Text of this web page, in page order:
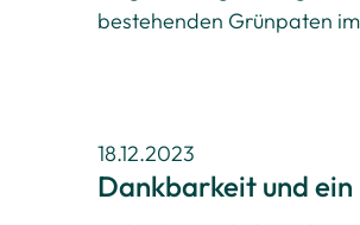
bestehenden Grünpaten
18.12.2023
Dankbarkeit und